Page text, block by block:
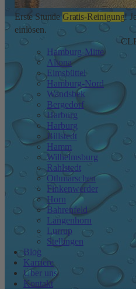
Erste Stunde Gratis-Reinigung!
einlösen.
Hamburg-Mitte
Altona
Eimsbüttel
Hamburg-Nord
Wandsbek
Bergedorf
Harburg
Harburg
Billstedt
Hamm
Wilhelmsburg
Rahlstedt
Othmarschen
Finkenwerder
Horn
Bahrenfeld
Langenhorn
Lurrup
Stellingen
Blog
Karriere
Über uns
Kontakt